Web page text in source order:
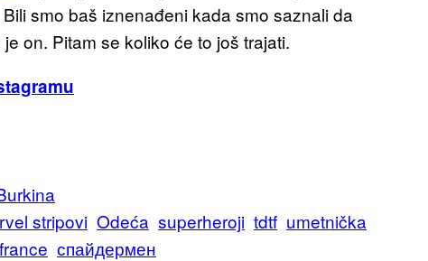
smo baš iznenađeni kada smo saznali da
on. Pitam se koliko će to još trajati.
stripovi Odeća superheroji tdtf umetnička
спайдермен